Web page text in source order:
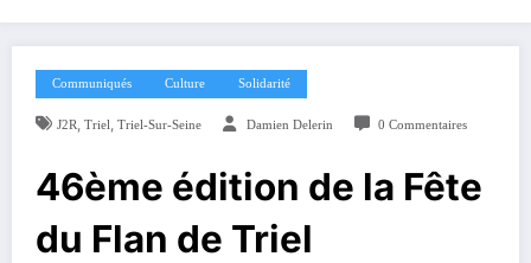
Communiqués Culture Solidarité
J2R Triel Triel-Sur-Seine Damien Delerin 0 Commentaires
46ème édition de la Fête
du Flan de Triel